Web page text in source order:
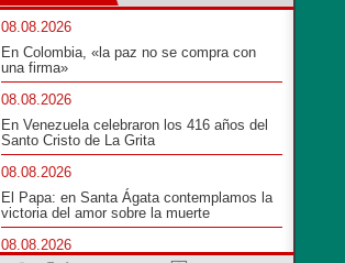
08.08.2026
En Colombia, «la paz no se compra con
una firma»
08.08.2026
En Venezuela celebraron los 416 años del
Santo Cristo de La Grita
08.08.2026
El Papa: en Santa Ágata contemplamos la
victoria del amor sobre la muerte
08.08.2026